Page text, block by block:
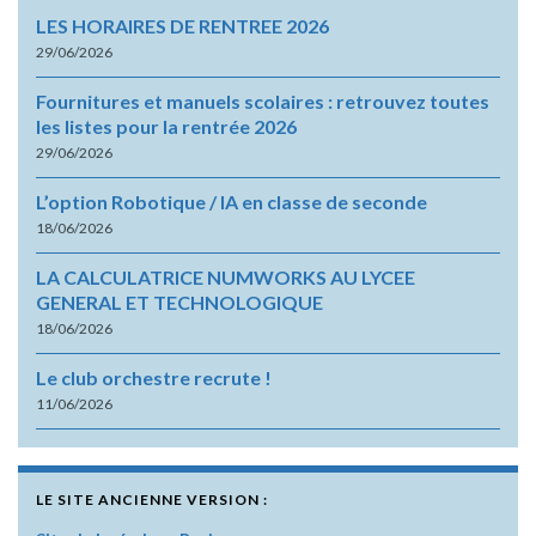
LES HORAIRES DE RENTREE 2026
29/06/2026
Fournitures et manuels scolaires : retrouvez toutes
les listes pour la rentrée 2026
29/06/2026
L’option Robotique / IA en classe de seconde
18/06/2026
LA CALCULATRICE NUMWORKS AU LYCEE
GENERAL ET TECHNOLOGIQUE
18/06/2026
Le club orchestre recrute !
11/06/2026
LE SITE ANCIENNE VERSION :